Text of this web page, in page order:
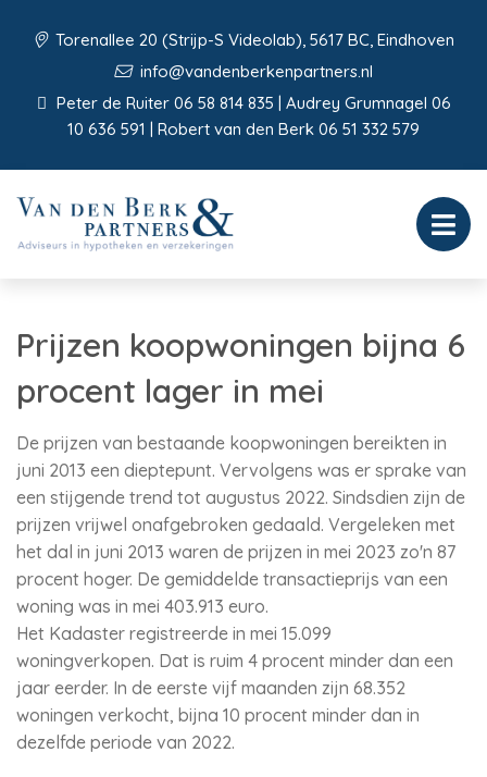
Torenallee 20 (Strijp-S Videolab), 5617 BC, Eindhoven
info@vandenberkenpartners.nl
Peter de Ruiter 06 58 814 835 | Audrey Grumnagel 06
10 636 591 | Robert van den Berk 06 51 332 579
Prijzen koopwoningen bijna 6
procent lager in mei
De prijzen van bestaande koopwoningen bereikten in
juni 2013 een dieptepunt. Vervolgens was er sprake van
een stijgende trend tot augustus 2022. Sindsdien zijn de
prijzen vrijwel onafgebroken gedaald. Vergeleken met
het dal in juni 2013 waren de prijzen in mei 2023 zo'n 87
procent hoger. De gemiddelde transactieprijs van een
woning was in mei 403.913 euro.
Het Kadaster registreerde in mei 15.099
woningverkopen. Dat is ruim 4 procent minder dan een
jaar eerder. In de eerste vijf maanden zijn 68.352
woningen verkocht, bijna 10 procent minder dan in
dezelfde periode van 2022.